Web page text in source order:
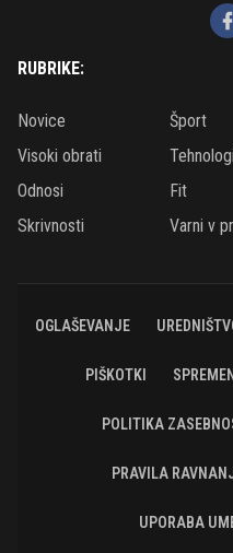
RUBRIKE:
Novice Šport
Visoki obrati
Odnosi
Fit
Skrivnosti
Varni v
OGLAŠEVANJE
PIŠKOTKI
POLITIKA
PRAVILA
UPORABA